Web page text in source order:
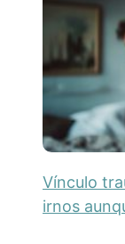
Vínculo
irnos